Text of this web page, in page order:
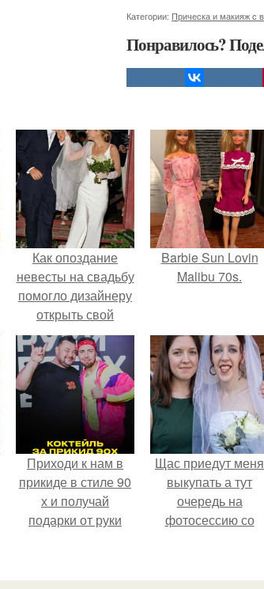
Категории: Прическа и макияж с
Понравилось?
Как опоздание
невесты на свадьбу
помогло дизайнеру
открыть свой
бренд.
Barbie Sun Lovin
Malibu 70s.
Приходи к нам в
прикиде в стиле 90
х и получай
подарки от руки
Щас приедут меня
выкупать а тут
очередь на
фотосессию со